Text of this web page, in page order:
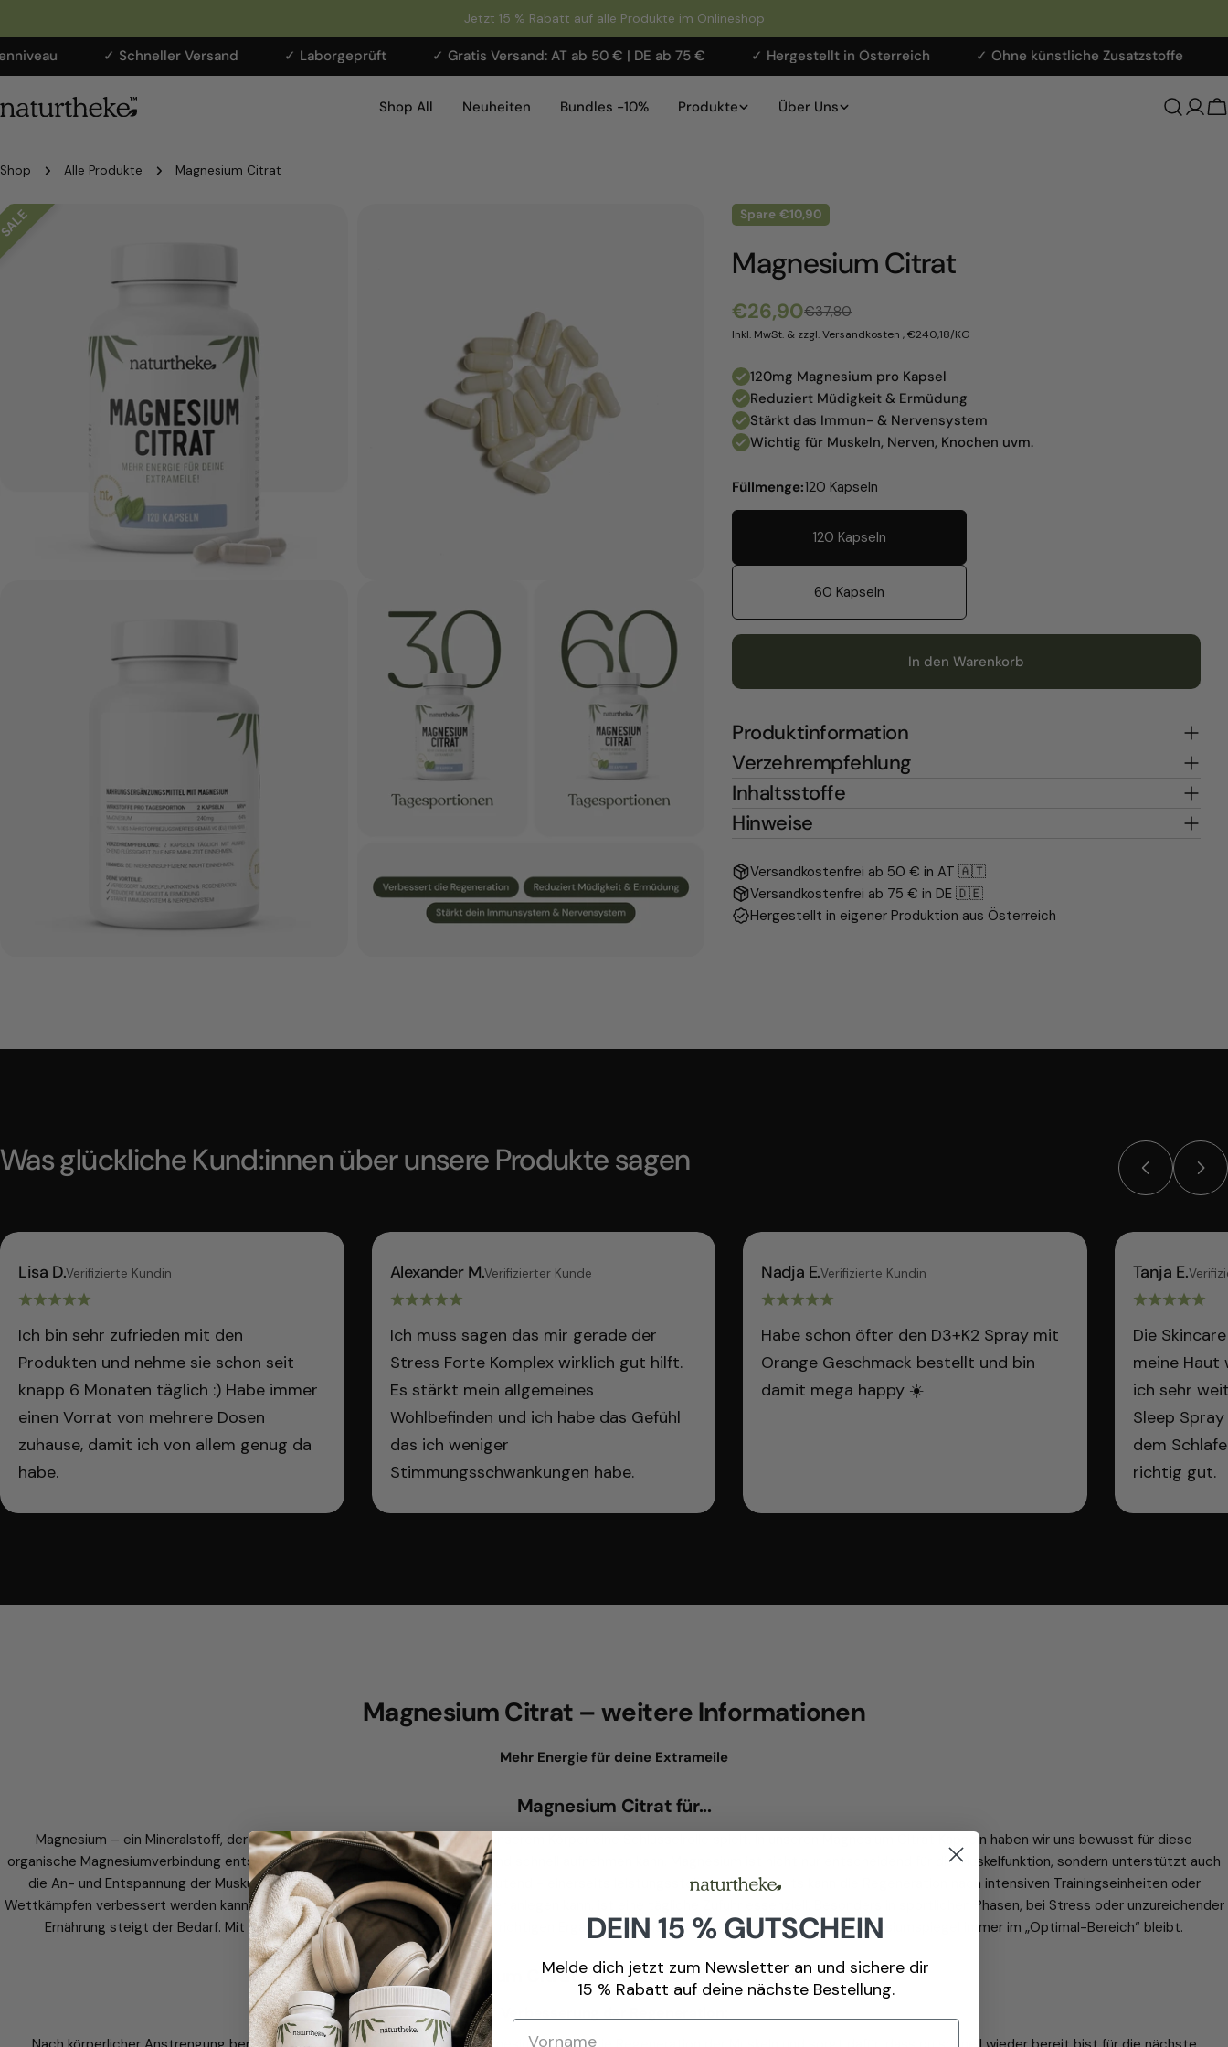
Jetzt 15 % Rabatt auf alle Produkte im Onlineshop
Zum ✓ Schneller Versand ✓ Laborgeprüft ✓ Gratis Versand: AT ab 50 € | DE ab 75 € ✓ Hergestellt in Österreich ✓ Ohne künstliche Zusatzstoffe ✓
Shop All Neuheiten Bundles -10% Produkte Über Uns
Shop Alle Produkte Magnesium Citrat
Spare €10,90
Magnesium Citrat
Verkaufspreis
€26,90
Regulärer
Preis
€37,80
Inkl. MwSt. & zzgl. Versandkosten EINZELPREIS
, €240,18/PRO
KG
120mg Magnesium pro Kapsel
Reduziert Müdigkeit & Ermüdung
Stärkt das Immun- & Nervensystem
Wichtig für Muskeln, Nerven, Knochen uvm.
Füllmenge:120 Kapseln
120 Kapseln
60 Kapseln
In den Warenkorb
Produktinformation
Verzehrempfehlung
Inhaltsstoffe
Hinweise
Versandkostenfrei ab 50 € in AT 🇦🇹
Versandkostenfrei ab 75 € in DE 🇩🇪
Hergestellt in eigener Produktion aus Österreich
Was glückliche Kund:innen über unsere Produkte sagen
Lisa D.Verifizierte Kundin
Ich bin sehr zufrieden mit den
Produkten und nehme sie schon seit
knapp 6 Monaten täglich :) Habe immer
einen Vorrat von mehrere Dosen
zuhause, damit ich von allem genug da
habe.
Alexander M.Verifizierter Kunde
Ich muss sagen das mir gerade der
Stress Forte Komplex wirklich gut hilft.
Es stärkt mein allgemeines
Wohlbefinden und ich habe das Gefühl
das ich weniger
Stimmungsschwankungen habe.
Nadja E.Verifizierte Kundin
Habe schon öfter den D3+K2 Spray mit
Orange Geschmack bestellt und bin
damit mega happy ☀️
Tanja E.
Die
meine Haut
ich sehr
Sleep
dem
richtig gut.
Magnesium Citrat – weitere Informationen
Mehr Energie für deine Extrameile
Magnesium Citrat für...
Magnesium – ein Mineralstoff, der für viele lebenswichtige Funktionen in unserem Körper eine Schlüsselrolle spielt. In unseren Magnesium Citrat Kapseln haben wir uns bewusst für diese
organische Magnesiumverbindung entschieden, da der Körper diese optimal und schnell aufnehmen kann. Magnesium ist nicht nur entscheidend für die Muskelfunktion, sondern unterstützt auch
die An- und Entspannung der Muskulatur. Dies ist gerade für Sportler bedeutend - einerseits leistungssteigernd anderseits kann die Regeneration nach intensiven Trainingseinheiten oder
Wettkämpfen verbessert werden kann. Da der Körper keine Magnesiumspeicher anlegen kann, ist eine tägliche Zufuhr essenziell. Besonders in sportlichen Phasen, bei Stress oder unzureichender
Ernährung steigt der Bedarf. Mit einer ausgewogenen Ernährung und der richtigen Ergänzung kannst du sicherstellen, dass dein Magnesiumspiegel immer im „Optimal-Bereich“ bleibt.
Magnesium Citrat – Warum unsere Kapseln?
DEIN 15 % GUTSCHEIN
Melde dich jetzt zum Newsletter an und sichere dir
15 % Rabatt auf deine nächste Bestellung.